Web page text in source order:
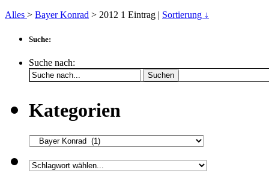
Alles > Bayer Konrad > 2012 1 Eintrag | Sortierung ↓
Suche:
Suche nach:
Suchen
Kategorien